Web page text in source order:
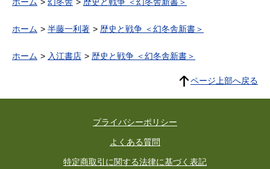
ホーム 幻冬舎 歴史と戦争 ＜幻冬舎新書＞
ホーム 半藤一利著 歴史と戦争 ＜幻冬舎新書＞
ホーム 入江書店 歴史と戦争 ＜幻冬舎新書＞
ページ上部へ戻る
プライバシーポリシー
よくある質問
特定商取引に関する法律に基づく表記